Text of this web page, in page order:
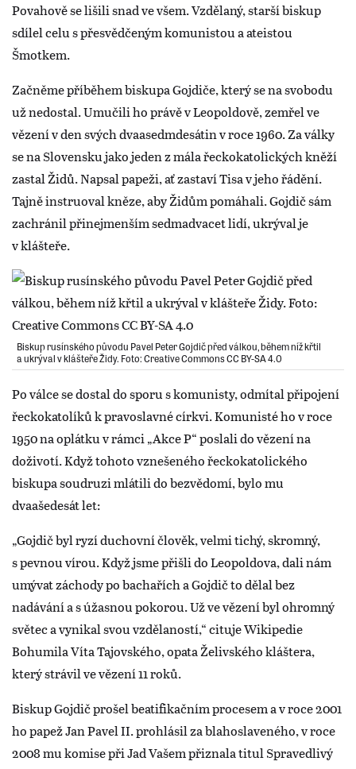
Povahově se lišili snad ve všem. Vzdělaný, starší biskup
sdílel celu s přesvědčeným komunistou a ateistou
Šmotkem.
Začněme příběhem biskupa Gojdiče, který se na svobodu
už nedostal. Umučili ho právě v Leopoldově, zemřel ve
vězení v den svých dvaasedmdesátin v roce 1960. Za války
se na Slovensku jako jeden z mála řeckokatolických kněží
zastal Židů. Napsal papeži, ať zastaví Tisa v jeho řádění.
Tajně instruoval kněze, aby Židům pomáhali. Gojdič sám
zachránil přinejmenším sedmadvacet lidí, ukrýval je
v klášteře.
Biskup rusínského původu Pavel Peter Gojdič před válkou, během níž křtil
a ukrýval v klášteře Židy. Foto: Creative Commons CC BY-SA 4.0
Po válce se dostal do sporu s komunisty, odmítal připojení
řeckokatolíků k pravoslavné církvi. Komunisté ho v roce
1950 na oplátku v rámci „Akce P“ poslali do vězení na
doživotí. Když tohoto vznešeného řeckokatolického
biskupa soudruzi mlátili do bezvědomí, bylo mu
dvaašedesát let:
„Gojdič byl ryzí duchovní člověk, velmi tichý, skromný,
s pevnou vírou. Když jsme přišli do Leopoldova, dali nám
umývat záchody po bachařích a Gojdič to dělal bez
nadávání a s úžasnou pokorou. Už ve vězení byl ohromný
světec a vynikal svou vzdělaností,“ cituje Wikipedie
Bohumila Víta Tajovského, opata Želivského kláštera,
který strávil ve vězení 11 roků.
Biskup Gojdič prošel beatifikačním procesem a v roce 2001
ho papež Jan Pavel II. prohlásil za blahoslaveného, v roce
2008 mu komise při Jad Vašem přiznala titul Spravedlivý